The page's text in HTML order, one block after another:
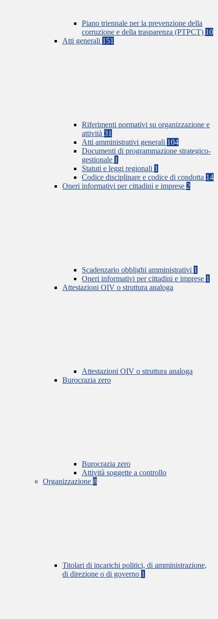
Piano triennale per la prevenzione della
corruzione e della trasparenza (PTPCT) 10
Atti generali 151
Riferimenti normativi su organizzazione e
attività 31
Atti amministrativi generali 104
Documenti di programmazione strategico-
gestionale 1
Statuti e leggi regionali 1
Codice disciplinare e codice di condotta 14
Oneri informativi per cittadini e imprese 2
Scadenzario obblighi amministrativi 1
Oneri informativi per cittadini e imprese 1
Attestazioni OIV o struttura analoga
Attestazioni OIV o struttura analoga
Burocrazia zero
Burocrazia zero
Attività soggette a controllo
Organizzazione 8
Titolari di incarichi politici, di amministrazione,
di direzione o di governo 1